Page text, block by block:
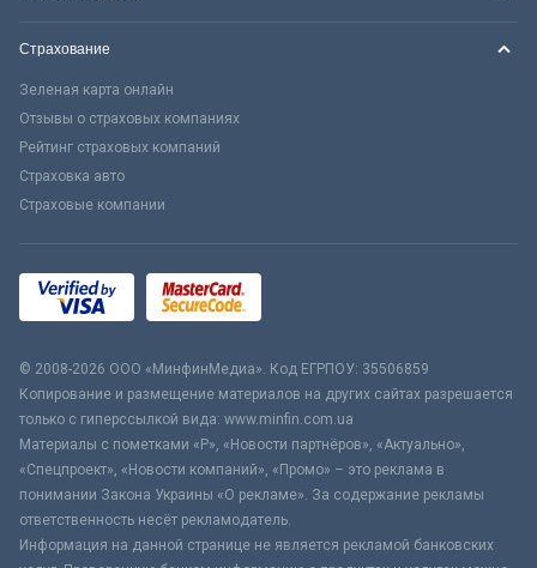
Страхование
Зеленая карта онлайн
Отзывы о страховых компаниях
Рейтинг страховых компаний
Страховка авто
Страховые компании
© 2008-2026 ООО «МинфинМедиа». Код ЕГРПОУ: 35506859
Копирование и размещение материалов на других сайтах разрешается
только с гиперссылкой вида: www.minfin.com.ua
Материалы с пометками «Р», «Новости партнёров», «Актуально»,
«Спецпроект», «Новости компаний», «Промо» – это реклама в
понимании Закона Украины «О рекламе». За содержание рекламы
ответственность несёт рекламодатель.
Информация на данной странице не является рекламой банковских